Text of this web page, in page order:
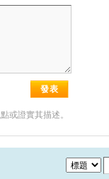
或證實其描述。